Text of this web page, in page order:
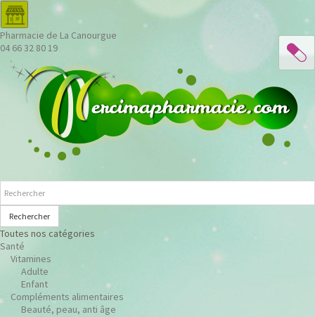
Pharmacie de La Canourgue
04 66 32 80 19
Rechercher
Toutes nos catégories
Santé
Vitamines
Adulte
Enfant
Compléments alimentaires
Beauté, peau, anti âge